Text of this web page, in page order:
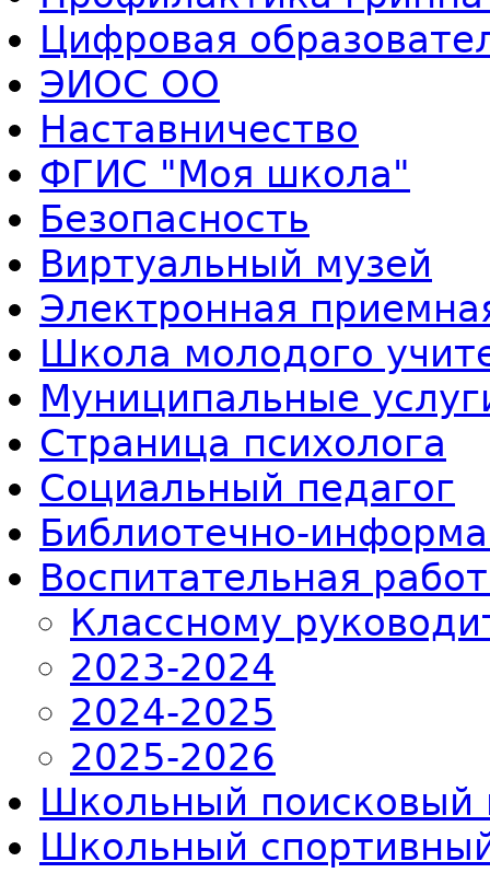
Цифровая
ЭИОС ОО
Наставничество
ФГИС "Моя школа"
Безопасность
Виртуальный музей
Электронная
Школа молодого
Муниципальные
Страница психолога
Социальный педагог
Библиотечно-
Воспитательная
Классному
2023-2024
2024-2025
2025-2026
Школьный поисковый
Школьный